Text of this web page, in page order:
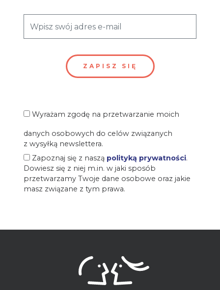
Wyrażam zgodę na przetwarzanie moich
danych osobowych do celów związanych
z wysyłką newslettera.
Zapoznaj się z naszą polityką prywatności.
Dowiesz się z niej m.in. w jaki sposób
przetwarzamy Twoje dane osobowe oraz jakie
masz związane z tym prawa.